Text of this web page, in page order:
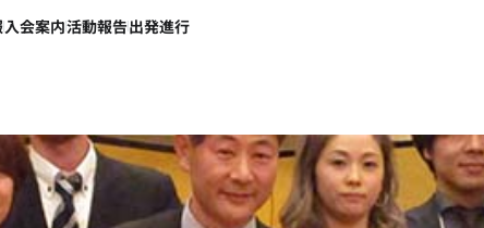
入会案内活動報告出発進行